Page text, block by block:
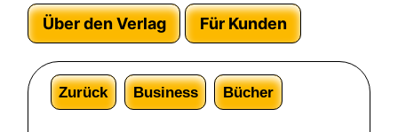
Über den Verlag Für Kunden
Zurück Business Bücher